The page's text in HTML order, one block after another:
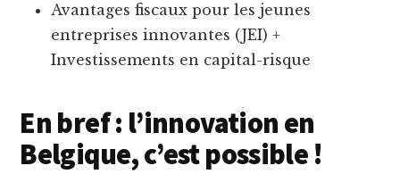
Avantages fiscaux pour les jeunes
entreprises innovantes (JEI) +
Investissements en capital-risque
En bref : l’innovation en
Belgique, c’est possible !